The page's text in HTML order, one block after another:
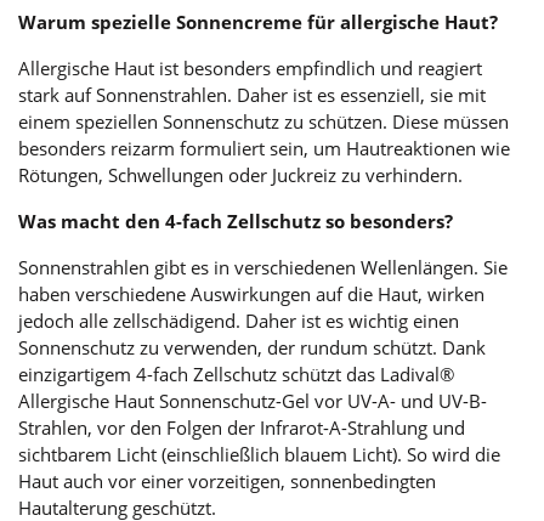
Warum spezielle Sonnencreme für allergische Haut?
Allergische Haut ist besonders empfindlich und reagiert
stark auf Sonnenstrahlen. Daher ist es essenziell, sie mit
einem speziellen Sonnenschutz zu schützen. Diese müssen
besonders reizarm formuliert sein, um Hautreaktionen wie
Rötungen, Schwellungen oder Juckreiz zu verhindern.
Was macht den 4-fach Zellschutz so besonders?
Sonnenstrahlen gibt es in verschiedenen Wellenlängen. Sie
haben verschiedene Auswirkungen auf die Haut, wirken
jedoch alle zellschädigend. Daher ist es wichtig einen
Sonnenschutz zu verwenden, der rundum schützt. Dank
einzigartigem 4-fach Zellschutz schützt das Ladival®
Allergische Haut Sonnenschutz-Gel vor UV-A- und UV-B-
Strahlen, vor den Folgen der Infrarot-A-Strahlung und
sichtbarem Licht (einschließlich blauem Licht). So wird die
Haut auch vor einer vorzeitigen, sonnenbedingten
Hautalterung geschützt.